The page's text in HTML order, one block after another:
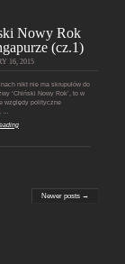
Nowy Rok
(cz.1)
16, 2015
nikt nie ma skrupułów do
‘Chiński Nowy Rok’, to w
względy polityczne
…
Newer posts →